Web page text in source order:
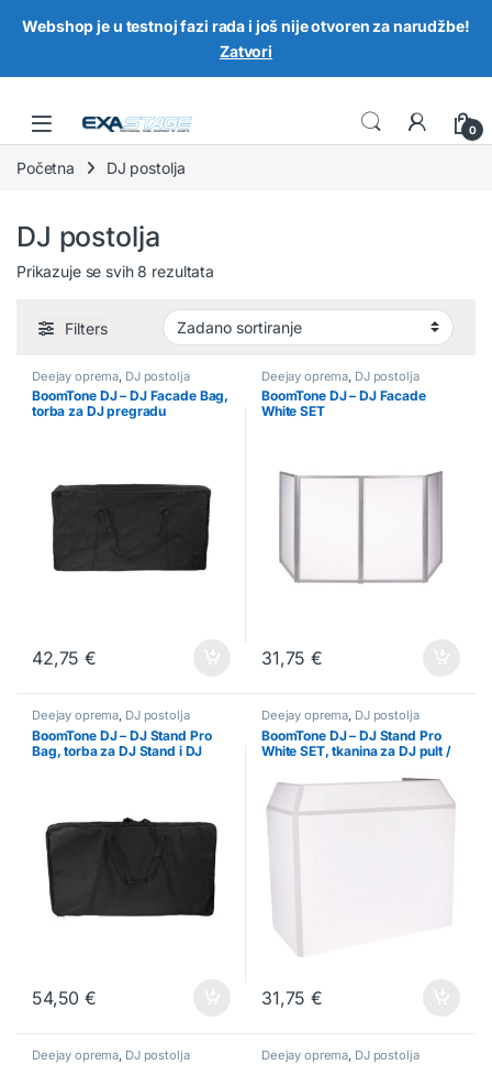
Skip to navigation
Skip to content
0
Početna DJ postolja
DJ postolja
Prikazuje se svih 8 rezultata
Filters
Deejay oprema, DJ postolja
BoomTone DJ – DJ Facade Bag,
torba za DJ pregradu
42,75€
Deejay oprema, DJ postolja
BoomTone DJ – DJ Facade
White SET
31,75€
Deejay oprema, DJ postolja
BoomTone DJ – DJ Stand Pro
Bag, torba za DJ Stand i DJ
54,50€
Deejay oprema, DJ postolja
BoomTone DJ – DJ Stand Pro
White SET, tkanina za DJ pult /
31,75€
Deejay oprema, DJ postolja Deejay oprema, DJ postolja
Webshop je u testnoj fazi rada i još nije otvoren za narudžbe!
Zatvori